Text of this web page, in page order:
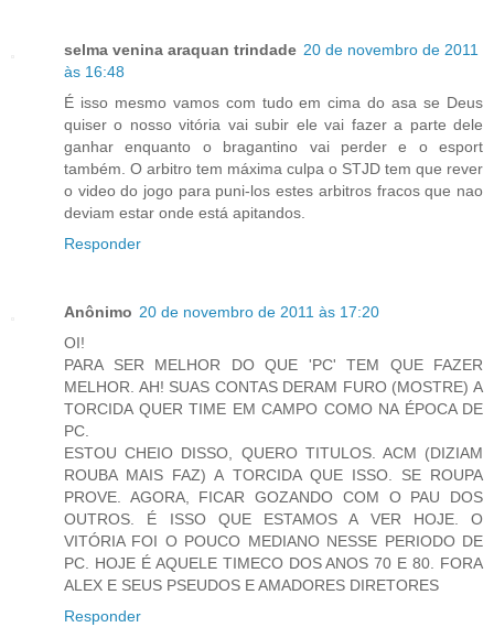
selma venina araquan trindade 20 de novembro de 2011
às 16:48
É isso mesmo vamos com tudo em cima do asa se Deus
quiser o nosso vitória vai subir ele vai fazer a parte dele
ganhar enquanto o bragantino vai perder e o esport
também. O arbitro tem máxima culpa o STJD tem que rever
o video do jogo para puni-los estes arbitros fracos que nao
deviam estar onde está apitandos.
Responder
Anônimo 20 de novembro de 2011 às 17:20
OI!
PARA SER MELHOR DO QUE 'PC' TEM QUE FAZER
MELHOR. AH! SUAS CONTAS DERAM FURO (MOSTRE) A
TORCIDA QUER TIME EM CAMPO COMO NA ÉPOCA DE
PC.
ESTOU CHEIO DISSO, QUERO TITULOS. ACM (DIZIAM
ROUBA MAIS FAZ) A TORCIDA QUE ISSO. SE ROUPA
PROVE. AGORA, FICAR GOZANDO COM O PAU DOS
OUTROS. É ISSO QUE ESTAMOS A VER HOJE. O
VITÓRIA FOI O POUCO MEDIANO NESSE PERIODO DE
PC. HOJE É AQUELE TIMECO DOS ANOS 70 E 80. FORA
ALEX E SEUS PSEUDOS E AMADORES DIRETORES
Responder